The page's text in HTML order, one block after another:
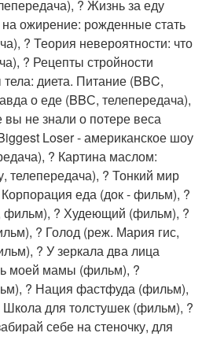
? Жизнь за еду
ожирение: рожденные стать
? Теория невероятности: что
? Рецепты стройности
диета. Питание (BBC,
о еде (BBС, телепередача),
не знали о потере веса
Loser - американское шоу
? Картина маслом:
телепередача), ? Тонкий мир
еда (док - фильм), ?
фильм), ? Худеющий (фильм), ?
? Голод (реж. Мария гис,
? У зеркала два лица
моей мамы (фильм), ?
? Нация фастфуда (фильм),
для толстушек (фильм), ?
себе на стеночку, для